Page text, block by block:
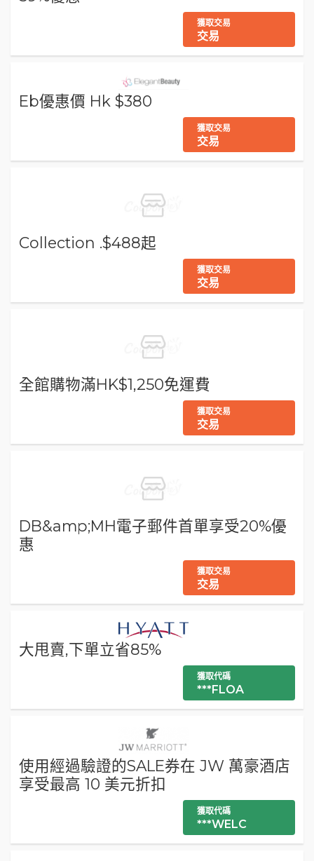
獲取交易
交易
Eb優惠價 Hk $380
獲取交易
交易
Collection .$488起
獲取交易
交易
全館購物滿HK$1,250免運費
獲取交易
交易
DB&amp;MH電子郵件首單享受20%優
惠
獲取交易
交易
大甩賣,下單立省85%
獲取代碼
***FLOA
使用經過驗證的SALE券在 JW 萬豪酒店
享受最高 10 美元折扣
獲取代碼
***WELC